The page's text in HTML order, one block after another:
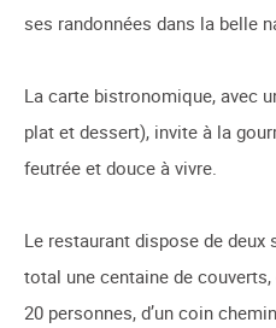
ses randonnées dans la belle
La carte bistronomique, avec
plat et dessert), invite à la
feutrée et douce à vivre.
Le restaurant dispose de
total une centaine de couverts,
20 personnes, d’un coin